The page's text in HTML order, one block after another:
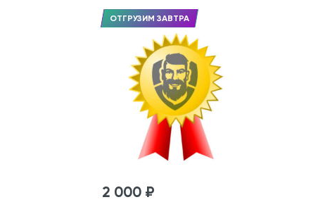
ОТГРУЗИМ ЗАВТРА
2 000 ₽